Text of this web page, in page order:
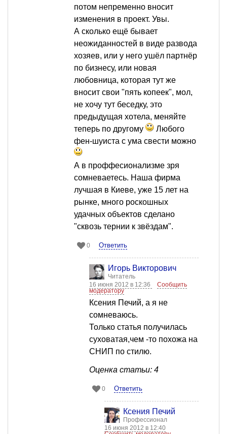
потом непременно вносит
изменения в проект. Увы.
А сколько ещё бывает
неожиданностей в виде развода
хозяев, или у него ушёл партнёр
по бизнесу, или новая
любовница, которая тут же
вносит свои "пять копеек", мол,
не хочу тут беседку, это
предыдущая хотела, меняйте
теперь по другому
Любого
фен-шуиста с ума свести можно
А в проффесионализме зря
сомневаетесь. Наша фирма
лучшая в Киеве, уже 15 лет на
рынке, много роскошных
удачных объектов сделано
"сквозь тернии к звёздам".
0 Ответить
Игорь Викторович
Читатель
16 июня 2012 в 12:36
Сообщить
модератору
Ксения Печий, а я не
сомневаюсь.
Только статья получилась
суховатая,чем -то похожа на
СНИП по стилю.
Оценка статьи: 4
0 Ответить
Ксения Печий
Профессионал
16 июня 2012 в 12:40